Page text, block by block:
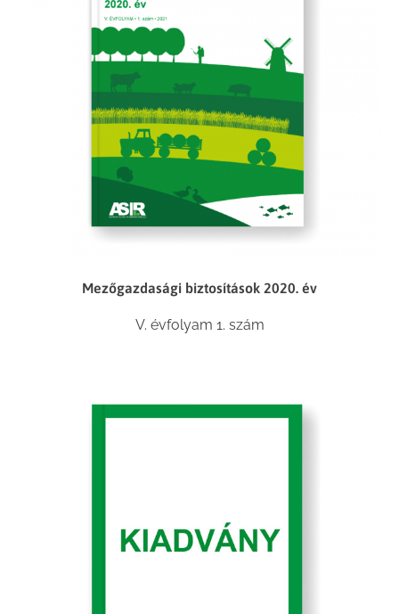
Mezőgazdasági biztosítások 2020. év
V. évfolyam 1. szám